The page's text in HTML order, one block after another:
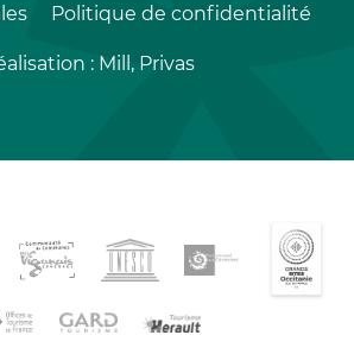
Politique de confidentialité
: Mill, Privas